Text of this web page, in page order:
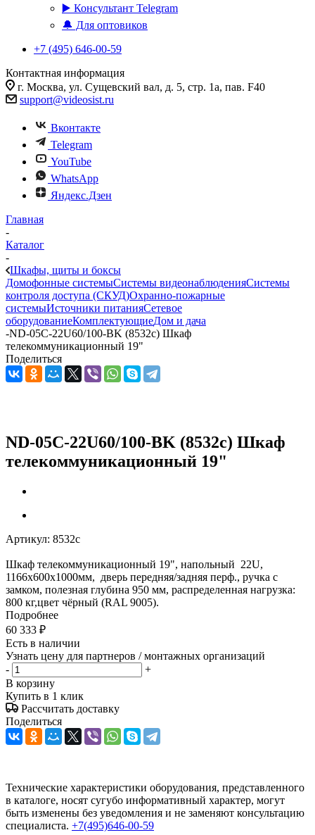
▶️ Консультант Telegram
🔔 Для оптовиков
+7 (495) 646-00-59
Контактная информация
г. Москва, ул. Сущевский вал, д. 5, стр. 1а, пав. F40
support@videosist.ru
Вконтакте
Telegram
YouTube
WhatsApp
Яндекс.Дзен
Главная
-
Каталог
-
Шкафы, щиты и боксы
Домофонные системыСистемы видеонаблюденияСистемы
контроля доступа (СКУД)Охранно-пожарные
системыИсточники питанияСетевое
оборудованиеКомплектующиеДом и дача
-ND-05C-22U60/100-BK (8532c) Шкаф
телекоммуникационный 19"
Поделиться
ND-05C-22U60/100-BK (8532c) Шкаф
телекоммуникационный 19"
Артикул: 8532c
Шкаф телекоммуникационный 19", напольный 22U,
1166х600x1000мм, дверь передняя/задняя перф., ручка с
замком, полезная глубина 950 мм, распределенная нагрузка:
800 кг,цвет чёрный (RAL 9005).
Подробнее
60 333 ₽
Есть в наличии
Узнать цену для партнеров / монтажных организаций
-
+
В корзину
Купить в 1 клик
Рассчитать доставку
Поделиться
Технические характеристики оборудования, представленного
в каталоге, носят сугубо информативный характер, могут
быть изменены без уведомления и не заменяют консультацию
специалиста. +7(495)646-00-59